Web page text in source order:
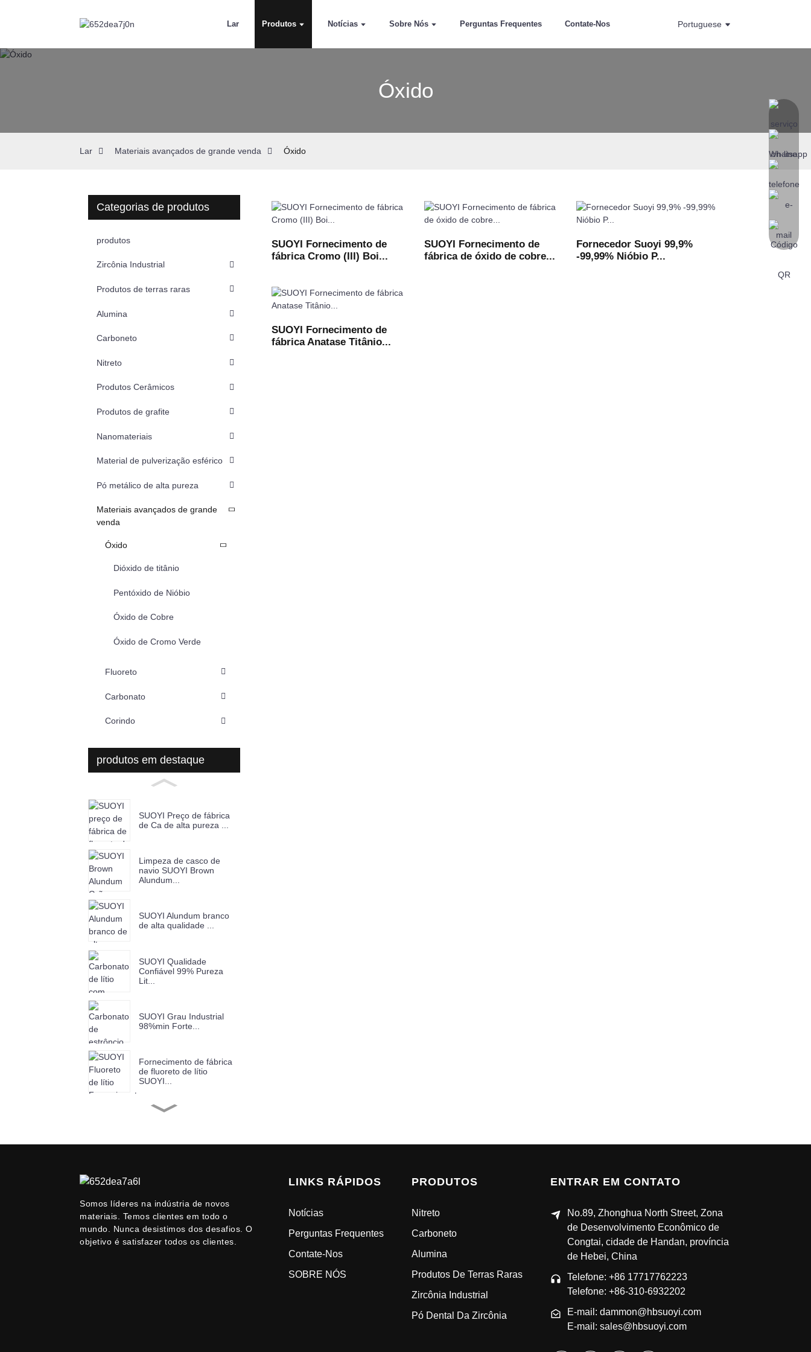
Lar Produtos Notícias Sobre Nós Perguntas Frequentes Contate-Nos Portuguese
Óxido
Lar Materiais avançados de grande venda Óxido
Categorias de produtos
produtos
Zircônia Industrial
Produtos de terras raras
Alumina
Carboneto
Nitreto
Produtos Cerâmicos
Produtos de grafite
Nanomateriais
Material de pulverização esférico
Pó metálico de alta pureza
Materiais avançados de grande
venda
Óxido
Dióxido de titânio
Pentóxido de Nióbio
Óxido de Cobre
Óxido de Cromo Verde
Fluoreto
Carbonato
Corindo
produtos em destaque
SUOYI Preço de fábrica
de Ca de alta pureza ...
Limpeza de casco de
navio SUOYI Brown
Alundum...
SUOYI Alundum branco
de alta qualidade ...
SUOYI Qualidade
Confiável 99% Pureza
Lit...
SUOYI Grau Industrial
98%min Forte...
Fornecimento de fábrica
de fluoreto de lítio
SUOYI...
Fornecedor Suoyi 99,9%
-99,99% Nióbio P...
SUOYI Fornecimento de
fábrica Cromo (III) Boi...
SUOYI Fornecimento de
fábrica de óxido de cobre...
Fornecedor Suoyi 99,9%
-99,99% Nióbio P...
SUOYI Fornecimento de
fábrica Anatase Titânio...
Somos líderes na indústria de novos
materiais. Temos clientes em todo o
mundo. Nunca desistimos dos desafios. O
objetivo é satisfazer todos os clientes.
LINKS RÁPIDOS
Notícias
Perguntas Frequentes
Contate-Nos
SOBRE NÓS
PRODUTOS
Nitreto
Carboneto
Alumina
Produtos De Terras Raras
Zircônia Industrial
Pó Dental Da Zircônia
ENTRAR EM CONTATO
No.89, Zhonghua North Street, Zona
de Desenvolvimento Econômico de
Congtai, cidade de Handan, província
de Hebei, China
Telefone: +86 17717762223
Telefone: +86-310-6932202
E-mail: dammon@hbsuoyi.com
E-mail: sales@hbsuoyi.com